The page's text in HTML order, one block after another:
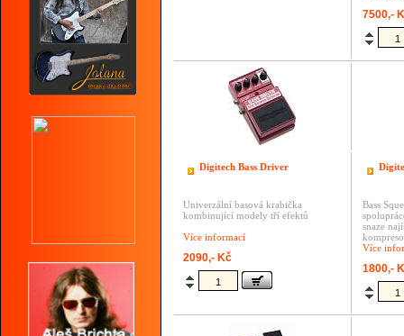
7500,-
Digitech Bass Driver
Univerzální basová krabička
kombinující modely tří efektů
Více informací
2090,- Kč
Bass
snaze
Více
1800,-